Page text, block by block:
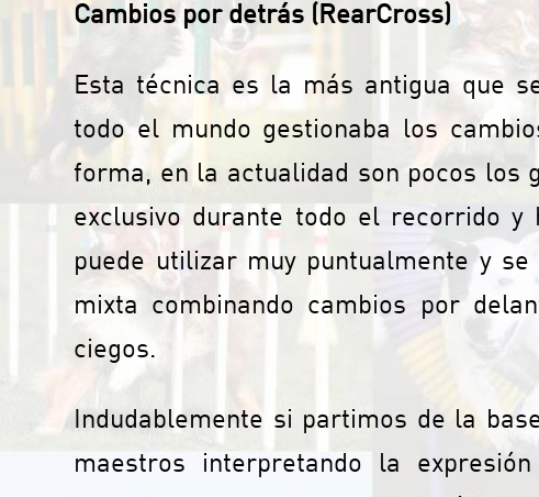
Cambios por detrás (RearCross)
Esta técnica es la más antigua que
todo el mundo gestionaba los
forma, en la actualidad son pocos los
exclusivo durante todo el recorrido y
puede utilizar muy puntualmente y
mixta combinando cambios por
ciegos.
Indudablemente si partimos de la
maestros interpretando la